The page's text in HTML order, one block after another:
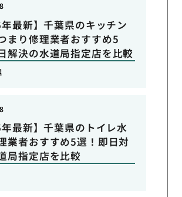
年最新】千葉県のキッチン
まり修理業者おすすめ5
解決の水道局指定店を比較
年最新】千葉県のトイレ水
業者おすすめ5選！即日対
局指定店を比較